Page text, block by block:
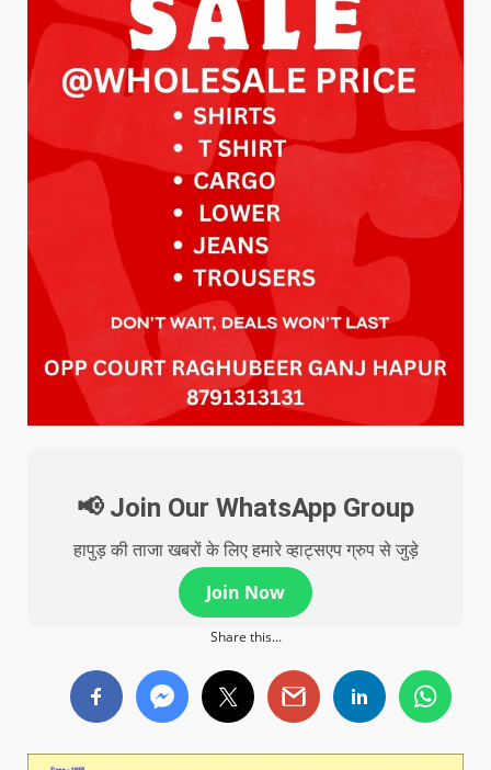
📢 Join Our WhatsApp Group
हापुड़ की ताजा खबरों के लिए हमारे व्हाट्सएप ग्रुप से जुड़े
Join Now
Share this...